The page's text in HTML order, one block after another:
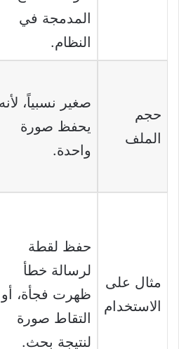
المدمجة في
النظام.
حجم
الملف
صغير نسبياً، لأنه
يحفظ صورة
واحدة.
مثال على
الاستخدام
حفظ لقطة
لرسالة خطأ
ظهرت فجأة، أو
التقاط صورة
لنتيجة بحث.